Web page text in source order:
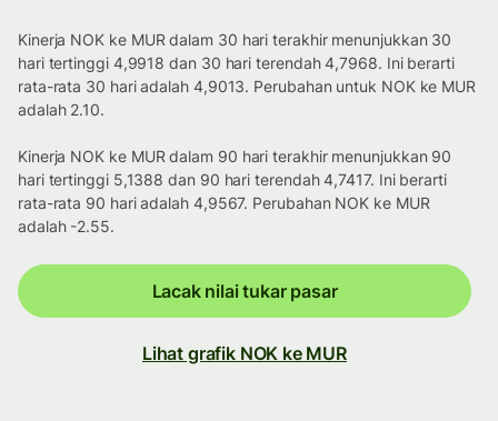
Kinerja NOK ke MUR dalam 30 hari terakhir menunjukkan 30
hari tertinggi 4,9918 dan 30 hari terendah 4,7968. Ini berarti
rata-rata 30 hari adalah 4,9013. Perubahan untuk NOK ke MUR
adalah 2.10.
Kinerja NOK ke MUR dalam 90 hari terakhir menunjukkan 90
hari tertinggi 5,1388 dan 90 hari terendah 4,7417. Ini berarti
rata-rata 90 hari adalah 4,9567. Perubahan NOK ke MUR
adalah -2.55.
Lacak nilai tukar pasar
Lihat grafik NOK ke MUR